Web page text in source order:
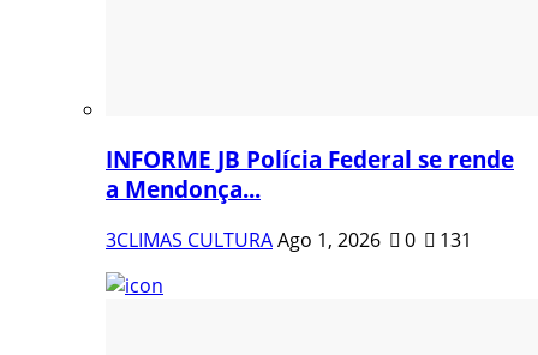
INFORME JB Polícia Federal se rende
a Mendonça...
3CLIMAS CULTURAAgo 1, 2026 0 131